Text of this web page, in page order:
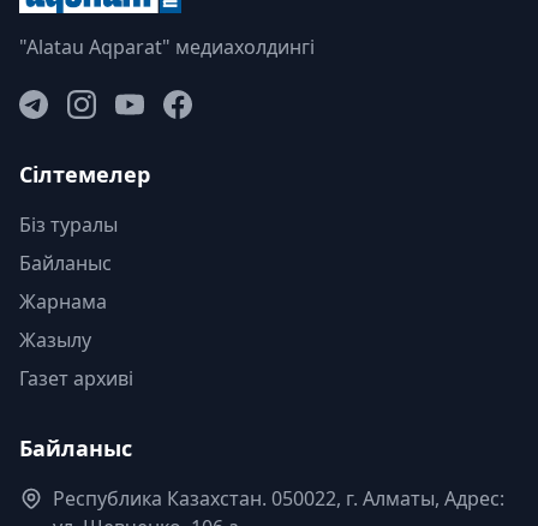
"Alatau Aqparat" медиахолдингі
Сілтемелер
Біз туралы
Байланыс
Жарнама
Жазылу
Газет архиві
Байланыс
Республика Казахстан. 050022, г. Алматы, Адрес: